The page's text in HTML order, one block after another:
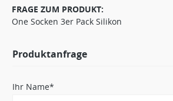
FRAGE ZUM PRODUKT:
One Socken 3er Pack Silikon
Produktanfrage
Ihr Name*